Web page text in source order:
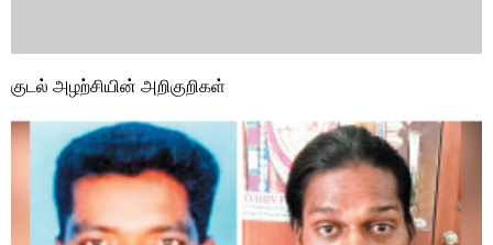
குடல் அழற்சியின் அறிகுறிகள்